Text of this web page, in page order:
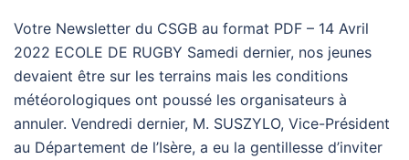
Votre Newsletter du CSGB au format PDF – 14 Avril
2022 ECOLE DE RUGBY Samedi dernier, nos jeunes
devaient être sur les terrains mais les conditions
météorologiques ont poussé les organisateurs à
annuler. Vendredi dernier, M. SUSZYLO, Vice-Président
au Département de l’Isère, a eu la gentillesse d’inviter